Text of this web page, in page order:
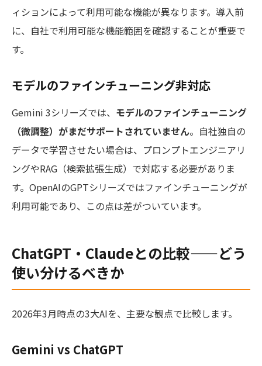
ィションによって利用可能な機能が異なります。導入前
に、自社で利用可能な機能範囲を確認することが重要で
す。
モデルのファインチューニング非対応
Gemini 3シリーズでは、 モデルのファインチューニング
（微調整）がまだサポートされていません。自社独自の
データで学習させたい場合は、プロンプトエンジニアリ
ングやRAG（検索拡張生成）で対応する必要がありま
す。OpenAIのGPTシリーズではファインチューニングが
利用可能であり、この点は差がついています。
ChatGPT・Claudeとの比較——どう
使い分けるべきか
2026年3月時点の3大AIを、主要な観点で比較します。
Gemini vs ChatGPT